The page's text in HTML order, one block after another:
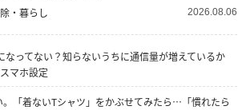
・暮らし 2026.08.06
なってない？知らないうちに通信量が増えているか
マホ設定
。「着ないTシャツ」をかぶせてみたら…「慣れたら